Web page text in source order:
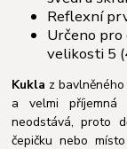
Reflexní
Určeno
velikosti 5
Kukla z
a velmi
neodstává, proto
čepičku nebo